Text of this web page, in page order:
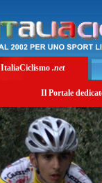
ItaliaCiclismo .net
Il Portale